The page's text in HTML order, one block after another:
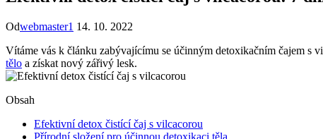
Odwebmaster1 14. 10. 2022
Vítáme vás k článku zabývajícímu se účinným detoxikačním čajem s
tělo a získat nový zářivý lesk.
Obsah
Efektivní detox čistící čaj s vilcacorou
Přírodní složení pro účinnou detoxikaci těla